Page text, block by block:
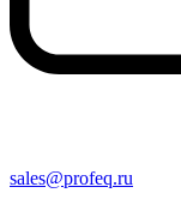
sales@profeq.ru